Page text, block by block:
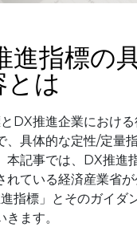
進指標の
とは
DX推進企業におけ
、具体的な定性/定量
本記事では、DX推進
れている経済産業省
指標」とそのガイダ
ます。